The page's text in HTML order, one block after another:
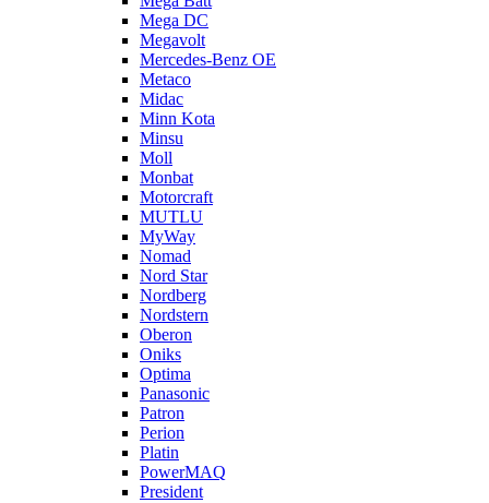
Mega DC
Megavolt
Mercedes-Benz OE
Metaco
Midac
Minn Kota
Minsu
Moll
Monbat
Motorcraft
MUTLU
MyWay
Nomad
Nord Star
Nordberg
Nordstern
Oberon
Oniks
Optima
Panasonic
Patron
Perion
Platin
PowerMAQ
President